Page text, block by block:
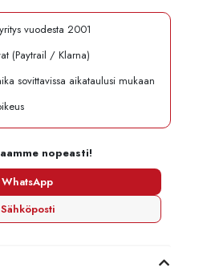
vuodesta 2001
(Paytrail / Klarna)
sovittavissa aikataulusi mukaan
nopeasti!
WhatsApp
Sähköposti